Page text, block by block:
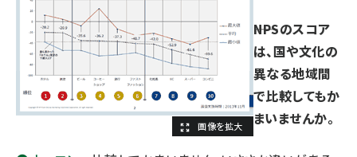
――NPSのスコア
は、国や文化の
異なる地域間
で比較してもか
まいませんか。